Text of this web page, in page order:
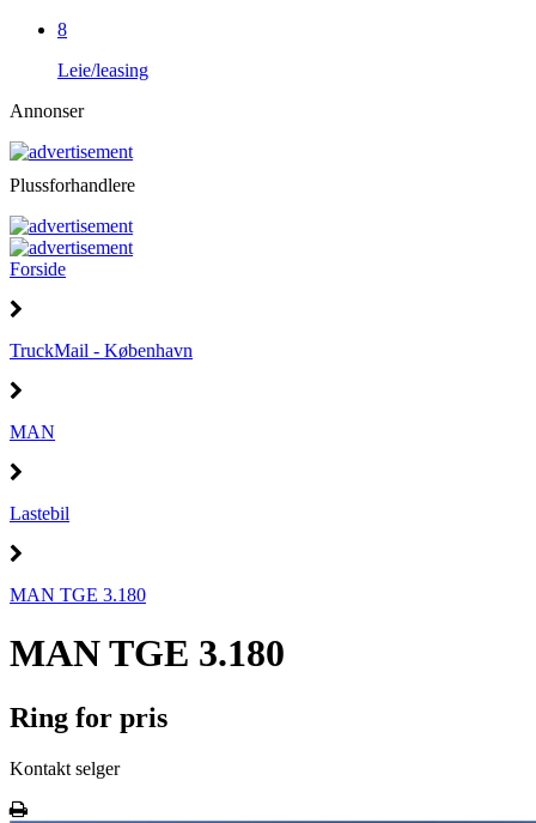
8
Leie/leasing
Annonser
Plussforhandlere
Forside
TruckMail - København
MAN
Lastebil
MAN TGE 3.180
MAN TGE 3.180
Ring for pris
Kontakt selger